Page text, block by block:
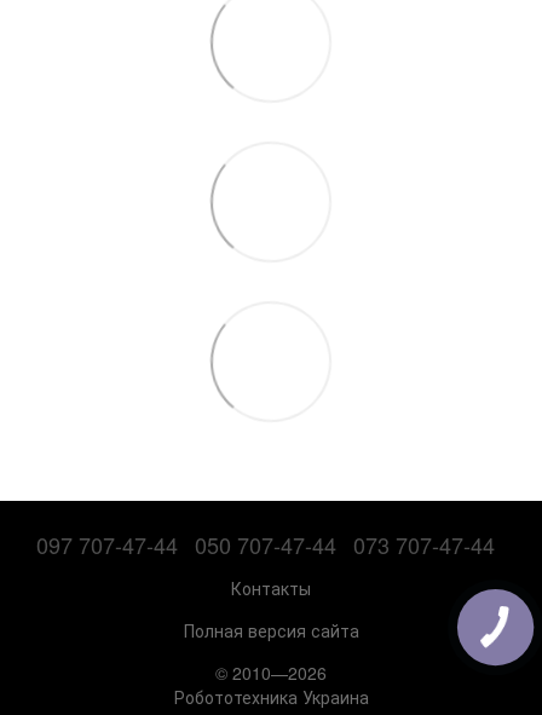
097 707-47-44 050 707-47-44 073 707-47-44
Контакты
Полная версия сайта
© 2010—2026
Робототехника Украина